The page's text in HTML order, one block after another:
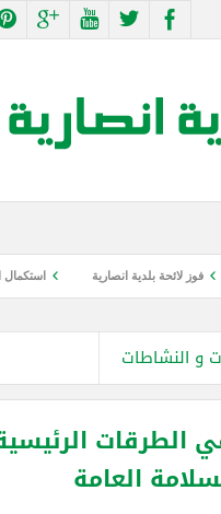
لائحة بلدية انصارية استكمال
و النشاطات
الطرقات
العامة